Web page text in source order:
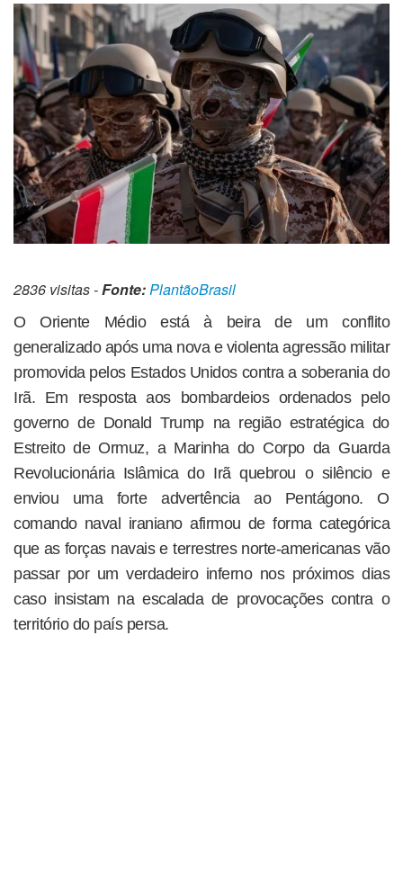
2836 visitas -Fonte: PlantãoBrasil
O Oriente Médio está à beira de um conflito
generalizado após uma nova e violenta agressão militar
promovida pelos Estados Unidos contra a soberania do
Irã. Em resposta aos bombardeios ordenados pelo
governo de Donald Trump na região estratégica do
Estreito de Ormuz, a Marinha do Corpo da Guarda
Revolucionária Islâmica do Irã quebrou o silêncio e
enviou uma forte advertência ao Pentágono. O
comando naval iraniano afirmou de forma categórica
que as forças navais e terrestres norte-americanas vão
passar por um verdadeiro inferno nos próximos dias
caso insistam na escalada de provocações contra o
território do país persa.